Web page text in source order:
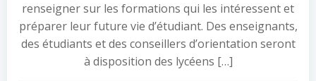
renseigner sur les formations qui les intéressent et
préparer leur future vie d’étudiant. Des enseignants,
des étudiants et des conseillers d’orientation seront
à disposition des lycéens […]